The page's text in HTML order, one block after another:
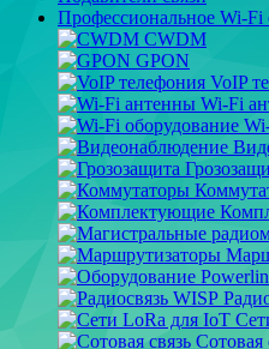
Профессиональное Wi-Fi
CWDM
GPON
VoIP
Wi-Fi
Сотовая